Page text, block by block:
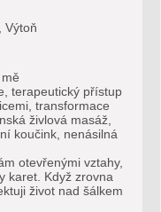
Výtoň
terapeutický přístup
transformace
živlová masáž,
koučink, nenásilná
otevřenými vztahy,
karet. Když zrovna
život nad šálkem